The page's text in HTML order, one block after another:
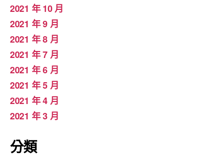
2021 年 10 月
2021 年 9 月
2021 年 8 月
2021 年 7 月
2021 年 6 月
2021 年 5 月
2021 年 4 月
2021 年 3 月
分類